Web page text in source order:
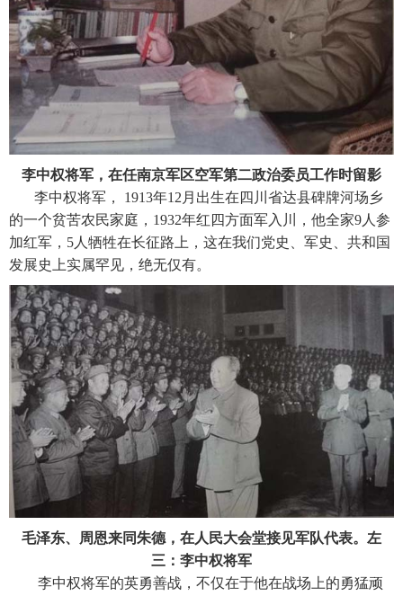
李中权将军，在任南京军区空军第二政治委员工作时留影
李中权将军， 1913年12月出生在四川省达县碑牌河场乡
的一个贫苦农民家庭，1932年红四方面军入川，他全家9人参
加红军，5人牺牲在长征路上，这在我们党史、军史、共和国
发展史上实属罕见，绝无仅有。
毛泽东、周恩来同朱德，在人民大会堂接见军队代表。左
三：李中权将军
李中权将军的英勇善战，不仅在于他在战场上的勇猛顽